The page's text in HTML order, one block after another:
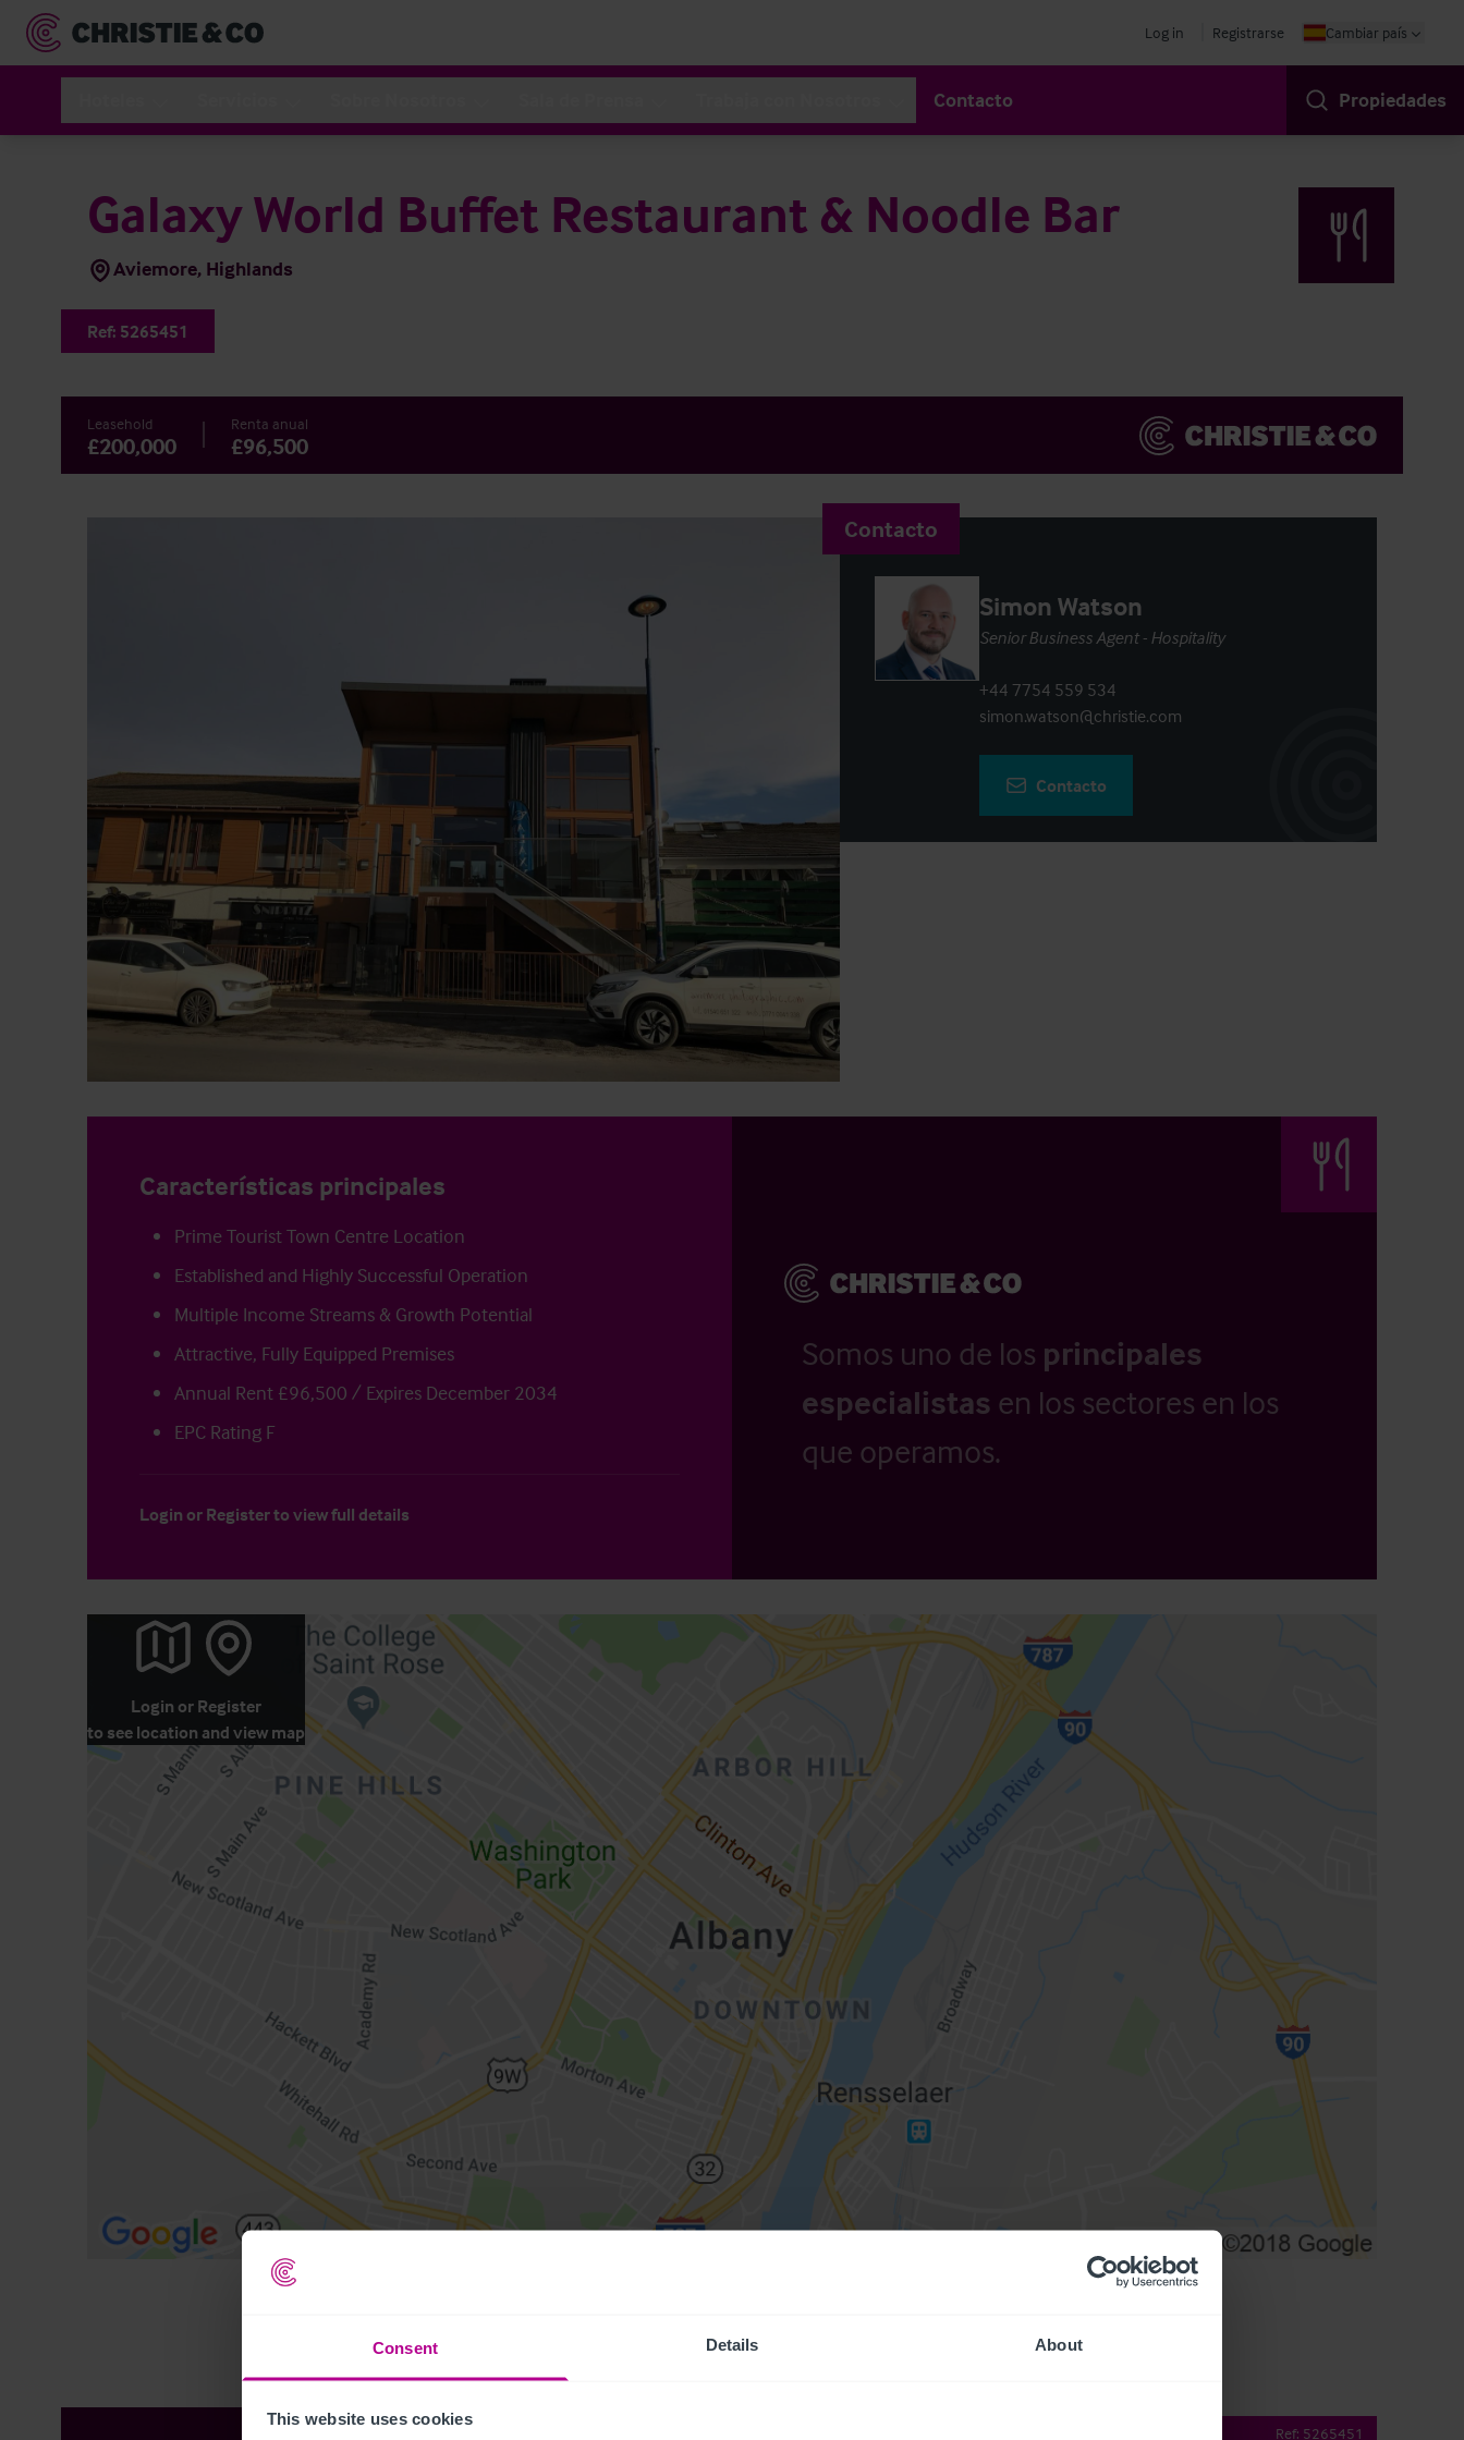
Consent Details About
This website uses cookies
Log in Registrarse Cambiar país
Contacto Propiedades
Galaxy World Buffet Restaurant & Noodle Bar
Aviemore, Highlands
Ref: 5265451
Leasehold
£200,000
Renta anual
£96,500
Contacto
Simon Watson
Senior Business Agent - Hospitality
+44 7754 559 534
simon.watson@christie.com
Contacto
Características principales
Prime Tourist Town Centre Location
Established and Highly Successful Operation
Multiple Income Streams & Growth Potential
Attractive, Fully Equipped Premises
Annual Rent £96,500 / Expires December 2034
EPC Rating F
Login or Registerto view full details
Somos uno de los principales
especialistas en los sectores en los
que operamos.
Login or Register
to see location and view map
Ref: 5265451